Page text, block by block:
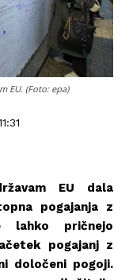
EU. (Foto: epa)
EU dala
pogajanja z
lahko pričnejo
pogajanj z
določeni pogoji.